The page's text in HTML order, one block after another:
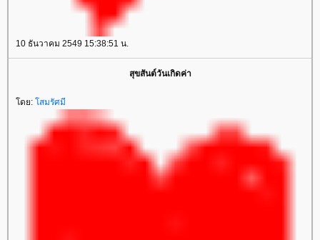
10 ธันวาคม 2549 15:38:51 น.
สุขสันต์วันเกิดค่า
ดย: สมรัศมี